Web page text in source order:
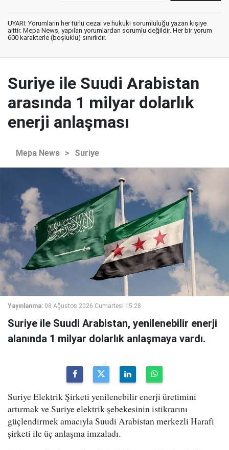
UYARI: Yorumların her türlü cezai ve hukuki sorumluluğu yazan kişiye
aittir. Mepa News, yapılan yorumlardan sorumlu değildir. Her bir yorum
600 karakterle (boşluklu) sınırlıdır.
Suriye ile Suudi Arabistan
arasında 1 milyar dolarlık
enerji anlaşması
Mepa News > Suriye
Yayınlanma: 08 Ağustos 2026 Cumartesi 15:28
Suriye ile Suudi Arabistan, yenilenebilir enerji
alanında 1 milyar dolarlık anlaşmaya vardı.
Suriye Elektrik Şirketi yenilenebilir enerji üretimini
artırmak ve Suriye elektrik şebekesinin istikrarını
güçlendirmek amacıyla Suudi Arabistan merkezli Harafi
şirketi ile üç anlaşma imzaladı.